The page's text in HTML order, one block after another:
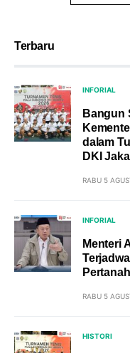
Terbaru
INFORIAL
Bangun
dalam
DKI
RABU 5
INFORIAL
Menteri
RABU 5
HISTORI